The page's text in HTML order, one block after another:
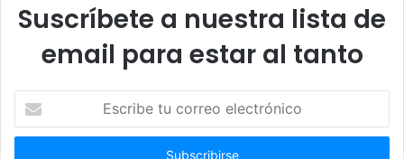
Suscríbete a nuestra lista de
email para estar al tanto
correo